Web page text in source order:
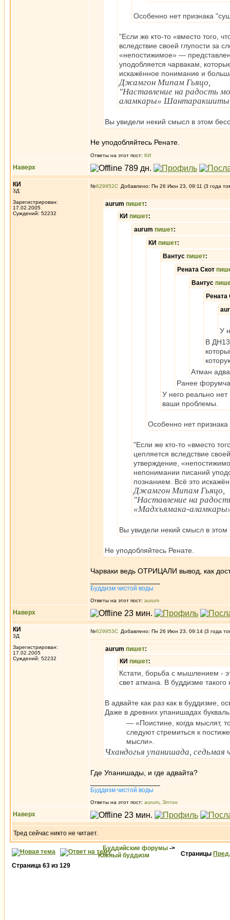
Особенно нет признака
"Если же кто-то «вместо того,
вследствие своей глупости за
«непостижимое» —
уподобляется чарвакам,
искажённое понимание и
Джамгон Мипам Гьяцо,
"Наставление на радость
аламкары»
Вы увидели некий смысл в этом
Не уподобляйтесь Ренате.
Ответы на этот пост: КИ
Наверх
КИ
3Д
Зарегистрирован:
17.02.2005
Суждений: 52232
№629952 Добавлено: Пн 26 Июн 23, 09:11 (3 года
aurum пишет:
КИ пишет:
aurum пишет:
КИ пишет:
Вантус пишет:
Рената Скот
Вантус
Рената
У
В ДН13
Атман
Ранее
У него реально
ваши проблемы.
Особенно нет
"Если же кто-то «вместо
цепляется вследствие
утверждение,
непонимании писаний
познанием. Всё это
Джамгон Мипам Гьяцо,
"Наставление на
«Мадхъямака-
Вы увидели некий смысл в
Не уподобляйтесь Ренате.
Чарваки ведь ОТРИЦАЛИ вывод, как
Буддизм чистой воды
Ответы на этот пост: aurum
Наверх
КИ
3Д
Зарегистрирован:
17.02.2005
Суждений: 52232
№629953 Добавлено: Пн 26 Июн 23, 09:14 (3 года
aurum пишет:
КИ пишет:
Кстати, борьба с мышлением -
свет атмана. В буддизме такого
В адвайте как раз как в буддизме,
Даже в древних упанишадах
— «Поистине, когда мыслят,
следуют стремиться к
мысли».
Чхандогья упанишада, седьмая
Где Упанишады, и где адвайта?
Буддизм чистой воды
Ответы на этот пост: aurum Элтон
Наверх
Тред сейчас никто не читает.
Буддийские форумы ->
Южный буддизм
Страницы Пред.
Страница 63 из 129